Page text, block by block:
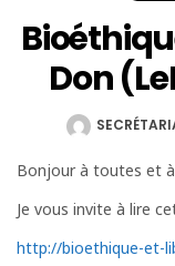
Don
Bonjour à toutes et
Je vous invite à lire
http://bioethique-et-